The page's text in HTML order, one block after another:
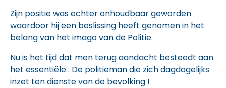
Zijn positie was echter onhoudbaar geworden
waardoor hij een beslissing heeft genomen in het
belang van het imago van de Politie.
Nu is het tijd dat men terug aandacht besteedt aan
het essentiële : De politieman die zich dagdagelijks
inzet ten dienste van de bevolking !